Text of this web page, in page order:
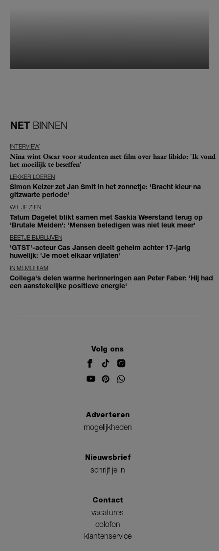
NET BINNEN
INTERVIEW
Nina wint Oscar voor studenten met film over haar libido: 'Ik vond
het moeilijk te beseffen'
LEKKER LOEREN
Simon Keizer zet Jan Smit in het zonnetje: 'Bracht kleur na
gitzwarte periode'
WIL JE ZIEN
Tatum Dagelet blikt samen met Saskia Weerstand terug op
'Brutale Meiden': 'Mensen beledigen was niet leuk meer'
BEETJE BIJBLIJVEN
'GTST'-acteur Cas Jansen deelt geheim achter 17-jarig
huwelijk: 'Je moet elkaar vrijlaten'
IN MEMORIAM
Collega's delen warme herinneringen aan Peter Faber: 'Hij had
een aanstekelijke positieve energie'
Volg ons
Adverteren
mogelijkheden
Nieuwsbrief
schrijf je in
Contact
vacatures
colofon
klantenservice